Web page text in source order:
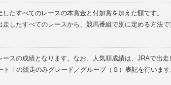
たすべてのレースの本賞金と付加賞を加えた額です。
したすべてのレースから、競馬番組で別に定める方法で
スの成績となります。なお、人気順成績は、JRAで出走
Ⅰの競走のみグレード／グループ（Ｇ）表記を行います